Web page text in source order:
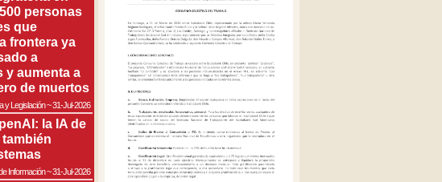
personas
que
frontera ya
a
y aumenta a
de muertos
y Legislación~31-Jul-2026
la IA de
Información~31-Jul-2026